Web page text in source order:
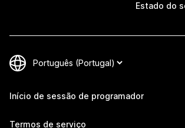
Estado do
Início de sessão de programador
Termos de serviço